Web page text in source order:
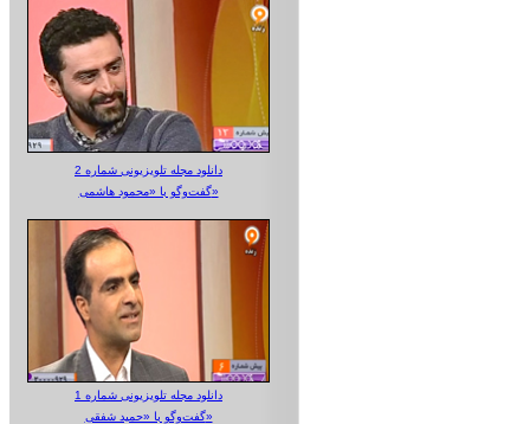
دانلود مجله تلویزیونی شماره 2
گفت‌وگو با «محمود هاشمی»
دانلود مجله تلویزیونی شماره 1
گفت‌وگو با «حمید شفقی»